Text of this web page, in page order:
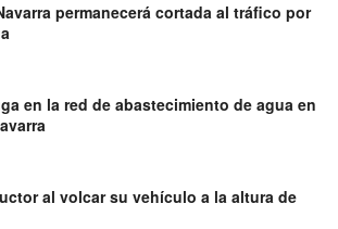
permanecerá cortada al tráfico por
en la red de abastecimiento de agua en
al volcar su vehículo a la altura de